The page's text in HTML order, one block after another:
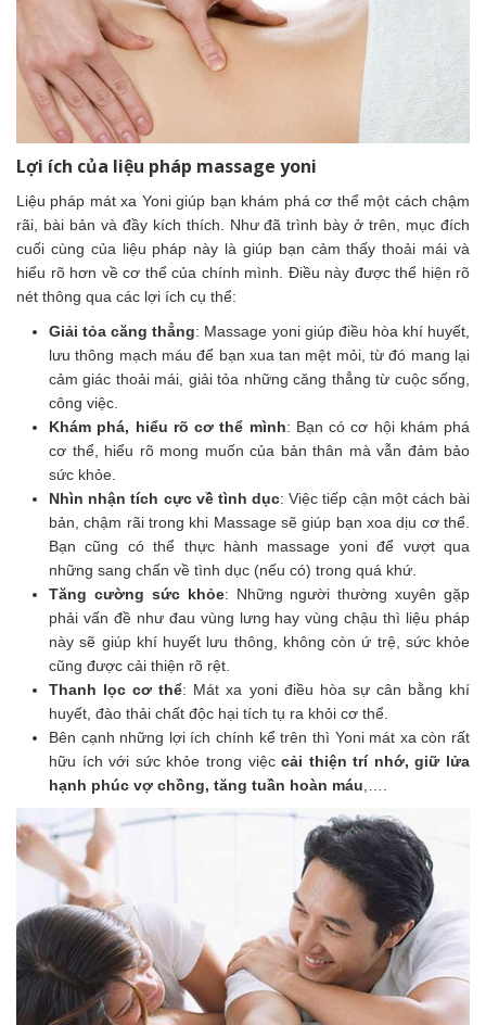
Lợi ích của liệu pháp massage yoni
Liệu pháp mát xa Yoni giúp bạn khám phá cơ thể một cách chậm
rãi, bài bản và đầy kích thích. Như đã trình bày ở trên, mục đích
cuối cùng của liệu pháp này là giúp bạn cảm thấy thoải mái và
hiểu rõ hơn về cơ thể của chính mình. Điều này được thể hiện rõ
nét thông qua các lợi ích cụ thể:
Giải tỏa căng thẳng: Massage yoni giúp điều hòa khí huyết,
lưu thông mạch máu để bạn xua tan mệt mỏi, từ đó mang lại
cảm giác thoải mái, giải tỏa những căng thẳng từ cuộc sống,
công việc.
Khám phá, hiểu rõ cơ thể mình: Bạn có cơ hội khám phá
cơ thể, hiểu rõ mong muốn của bản thân mà vẫn đảm bảo
sức khỏe.
Nhìn nhận tích cực về tình dục: Việc tiếp cận một cách bài
bản, chậm rãi trong khi Massage sẽ giúp bạn xoa dịu cơ thể.
Bạn cũng có thể thực hành massage yoni để vượt qua
những sang chấn về tình dục (nếu có) trong quá khứ.
Tăng cường sức khỏe: Những người thường xuyên gặp
phải vấn đề như đau vùng lưng hay vùng chậu thì liệu pháp
này sẽ giúp khí huyết lưu thông, không còn ứ trệ, sức khỏe
cũng được cải thiện rõ rệt.
Thanh lọc cơ thể: Mát xa yoni điều hòa sự cân bằng khí
huyết, đào thải chất độc hại tích tụ ra khỏi cơ thể.
Bên cạnh những lợi ích chính kể trên thì Yoni mát xa còn rất
hữu ích với sức khỏe trong việccải thiện trí nhớ, giữ lửa
hạnh phúc vợ chồng, tăng tuần hoàn máu,….